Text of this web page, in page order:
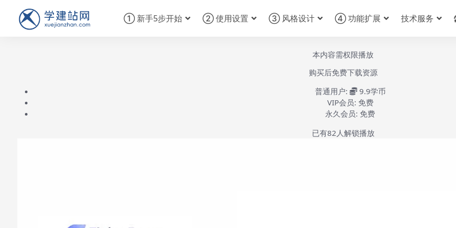
① 新手5步开始 ② 使用设置 ③ 风格设计 ④ 功能扩展 技术服务
本内容需权限播放
购买后免费下载资源
普通用户:
9.9学币
VIP会员: 免费
永久会员: 免费
已有82 人解锁播放